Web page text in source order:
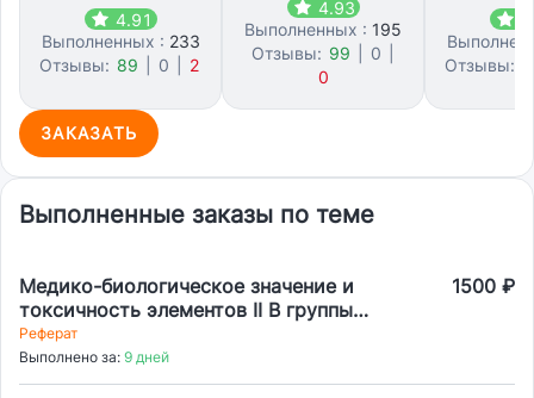
4.91
Выполненных : 233
Отзывы: 89 0 2
4.93
Выполненных : 195
Отзывы: 99 0
0
Отзывы:
ЗАКАЗАТЬ
Выполненные заказы по теме
Медико-биологическое значение и
токсичность элементов II В группы:
цинк, цинксодержащие
металлоферменты.
1500 ₽
Реферат
Выполнено за: 9 дней